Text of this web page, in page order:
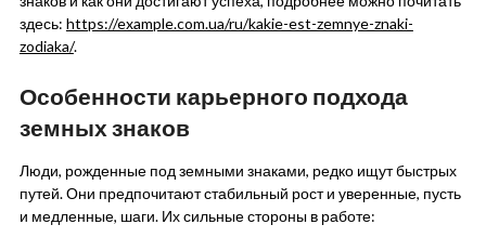
здесь: https://example.com.ua/ru/kakie-est-zemnye-znaki-
zodiaka/.
Особенности карьерного подхода
земных знаков
Люди, рожденные под земными знаками, редко ищут быстрых
путей. Они предпочитают стабильный рост и уверенные, пусть
и медленные, шаги. Их сильные стороны в работе: